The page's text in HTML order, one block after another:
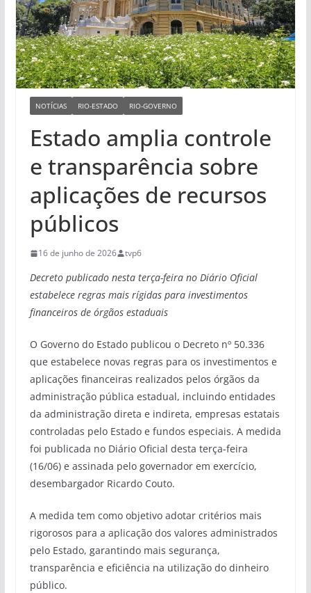
NOTÍCIAS RIO-ESTADO RIO-GOVERNO
Estado amplia controle
e transparência sobre
aplicações de recursos
públicos
16 de junho de 2026 tvp6
Decreto publicado nesta terça-feira no Diário Oficial
estabelece regras mais rígidas para investimentos
financeiros de órgãos estaduais
O Governo do Estado publicou o Decreto nº 50.336
que estabelece novas regras para os investimentos e
aplicações financeiras realizados pelos órgãos da
administração pública estadual, incluindo entidades
da administração direta e indireta, empresas estatais
controladas pelo Estado e fundos especiais. A medida
foi publicada no Diário Oficial desta terça-feira
(16/06) e assinada pelo governador em exercício,
desembargador Ricardo Couto.
A medida tem como objetivo adotar critérios mais
rigorosos para a aplicação dos valores administrados
pelo Estado, garantindo mais segurança,
transparência e eficiência na utilização do dinheiro
público.